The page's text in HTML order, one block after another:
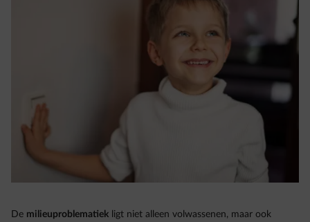
De milieuproblematiek ligt niet alleen volwassenen, maar ook